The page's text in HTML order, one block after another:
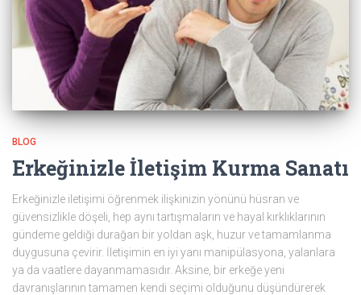
BLOG
Erkeğinizle İletişim Kurma Sanatı
Erkeğinizle iletişimi öğrenmek ilişkinizin yönünü hüsran ve
güvensizlikle döşeli, hep aynı tartışmaların ve hayal kırklıklarının
gündeme geldiği durağan bir yoldan aşk, huzur ve tamamlanma
duygusuna çevirir. İletişimin en iyi yanı manipülasyona, yalanlara
ya da vaatlere dayanmamasıdır. Aksine, bir erkeğe yeni
davranışlarının tamamen kendi seçimi olduğunu düşündürerek